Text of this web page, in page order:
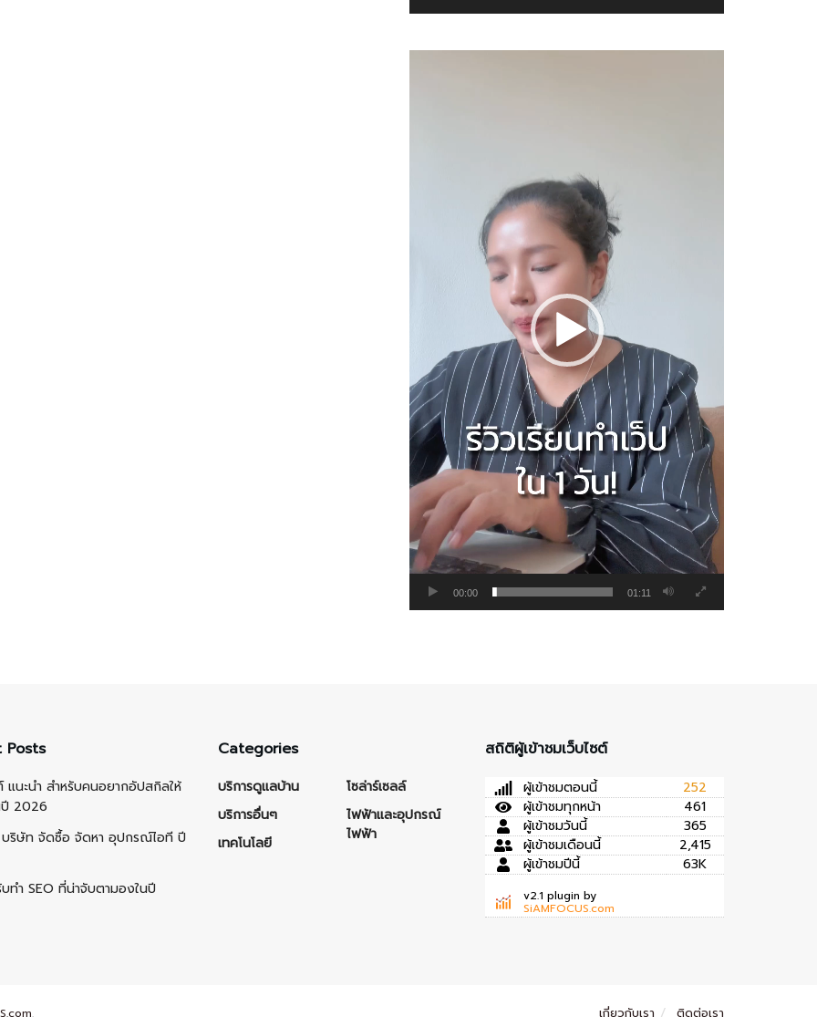
00:00 01:11
Posts
แนะนำ สำหรับคนอยากอัปสกิลให้
ปี 2026
บริษัท จัดซื้อ จัดหา อุปกรณ์ไอที ปี
ทำ SEO ที่น่าจับตามองในปี
Categories
บริการดูแลบ้าน
บริการอื่นๆ
เทคโนโลยี
โซล่าร์เซลล์
ไฟฟ้าและอุปกรณ์
ไฟฟ้า
สถิติผู้เข้าชมเว็บไซต์
ผู้เข้าชมตอนนี้
252
ผู้เข้าชมทุกหน้า
461
ผู้เข้าชมวันนี้
365
ผู้เข้าชมเดือนนี้
2,415
ผู้เข้าชมปีนี้
63K
v2.1 plugin by
SiAMFOCUS.com
เกี่ยวกับเรา ติดต่อเรา
.